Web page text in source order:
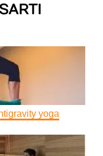
yoga